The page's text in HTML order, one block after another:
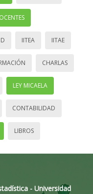
IITEA IITAE
CHARLAS
LEY MICAELA
CONTABILIDAD
LIBROS
- Universidad